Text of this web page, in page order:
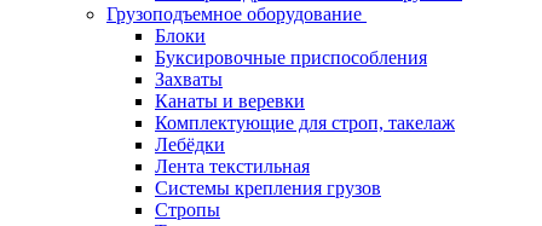
Грузоподъемное оборудование
Блоки
Буксировочные приспособления
Захваты
Канаты и веревки
Комплектующие для строп, такелаж
Лебёдки
Лента текстильная
Системы крепления грузов
Стропы